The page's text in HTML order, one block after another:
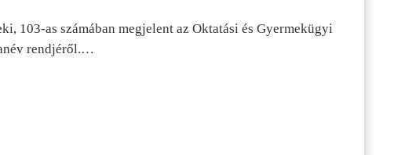
103-as számában megjelent az Oktatási és Gyermekügyi
rendjéről.…